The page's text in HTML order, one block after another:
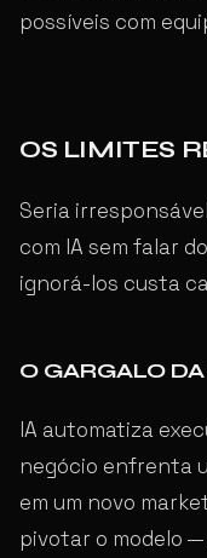
possíveis com
OS LIMITES
Seria
com IA sem falar
ignorá-los custa
O GARGALO
IA automatiza
negócio enfrenta
em um novo
pivotar o modelo